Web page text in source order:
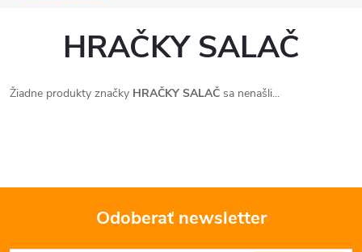
HRAČKY SALAČ
Žiadne produkty značky HRAČKY SALAČ sa nenašli...
Odoberať newsletter